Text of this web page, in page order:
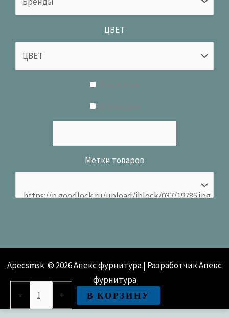
ЦВЕТ
Метки товаров
Apecsmsk © 2026 Апекс фурнитура | Разработчик Апекс
фурнитура
-
+ В КОРЗИНУ